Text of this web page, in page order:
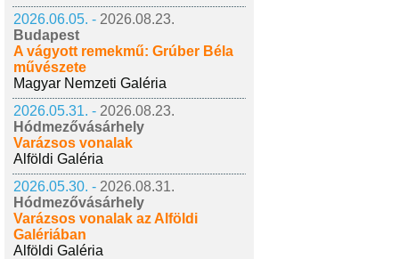
2026.06.05. - 2026.08.23.
Budapest
A vágyott remekmű: Grúber Béla
művészete
Magyar Nemzeti Galéria
2026.05.31. - 2026.08.23.
Hódmezővásárhely
Varázsos vonalak
Alföldi Galéria
2026.05.30. - 2026.08.31.
Hódmezővásárhely
Varázsos vonalak az Alföldi
Galériában
Alföldi Galéria